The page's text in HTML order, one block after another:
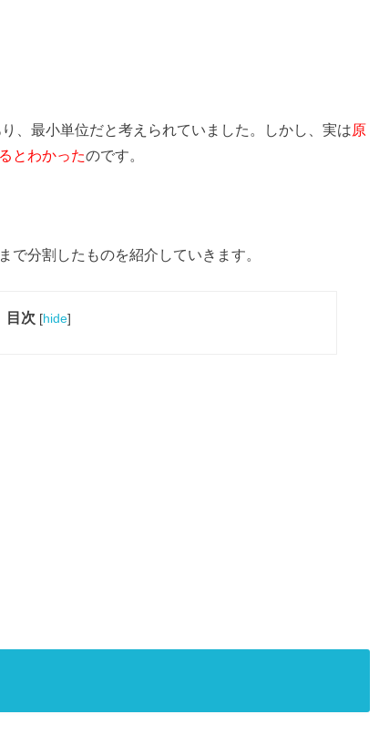
、最小単位だと考えられていました。しかし、実は原
とわかったのです。
分割したものを紹介していきます。
目次 [hide]